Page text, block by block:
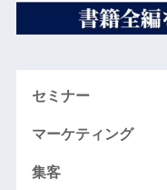
セミナー
マーケティング
集客